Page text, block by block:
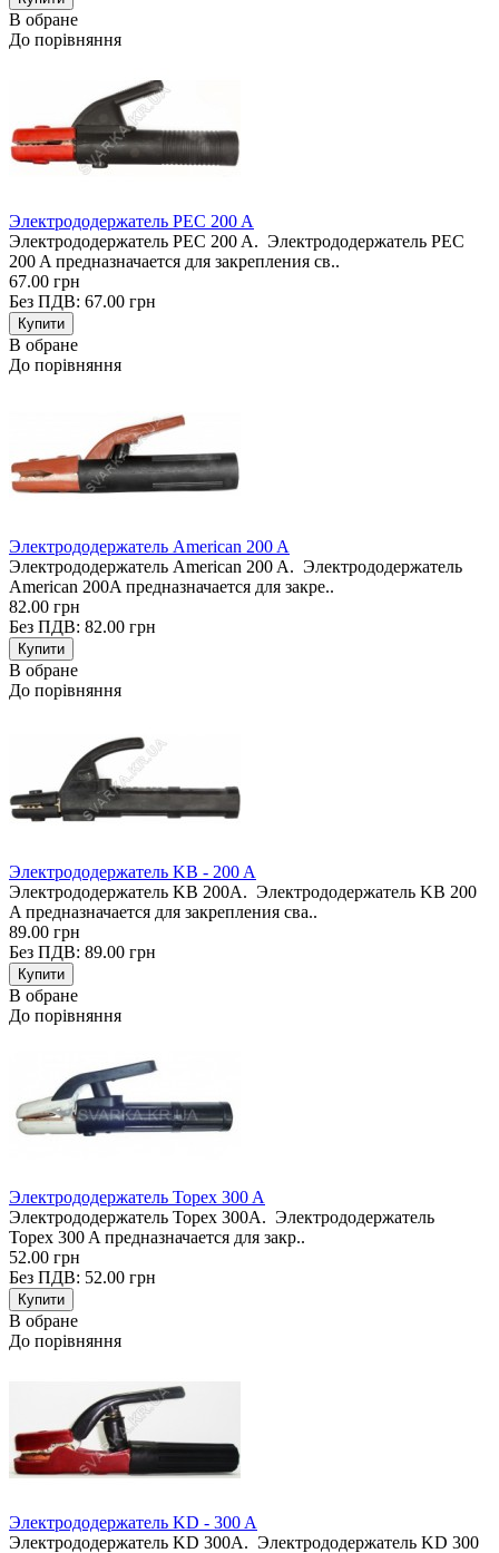
В обране
До порівняння
Электрододержатель PEC 200 A
Электрододержатель PEC 200 A. Электрододержатель PEC
200 A предназначается для закрепления св..
67.00 грн
Без ПДВ: 67.00 грн
В обране
До порівняння
Электрододержатель American 200 A
Электрододержатель American 200 A. Электрододержатель
American 200A предназначается для закре..
82.00 грн
Без ПДВ: 82.00 грн
В обране
До порівняння
Электрододержатель KB - 200 A
Электрододержатель KB 200A. Электрододержатель KB 200
A предназначается для закрепления сва..
89.00 грн
Без ПДВ: 89.00 грн
В обране
До порівняння
Электрододержатель Topex 300 A
Электрододержатель Topex 300A. Электрододержатель
Topex 300 A предназначается для закр..
52.00 грн
Без ПДВ: 52.00 грн
В обране
До порівняння
Электрододержатель KD - 300 A
Электрододержатель KD 300A. Электрододержатель KD 300